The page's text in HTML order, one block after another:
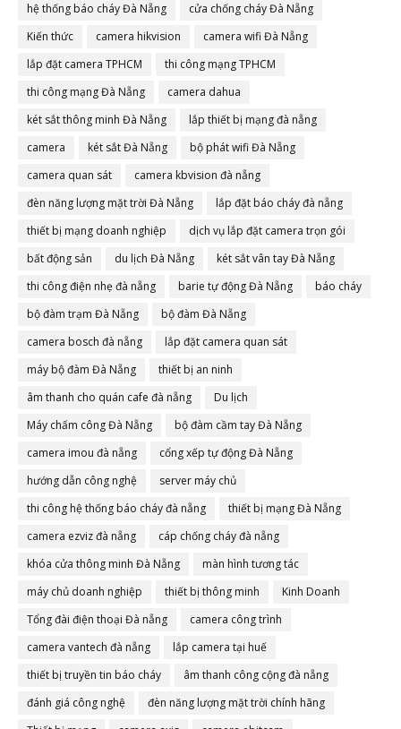
hệ thống báo cháy Đà Nẵng
cửa chống cháy Đà Nẵng
Kiến thức
camera hikvision
camera wifi Đà Nẵng
lắp đặt camera TPHCM
thi công mạng TPHCM
thi công mạng Đà Nẵng
camera dahua
két sắt thông minh Đà Nẵng
lắp thiết bị mạng đà nẵng
camera
két sắt Đà Nẵng
bộ phát wifi Đà Nẵng
camera quan sát
camera kbvision đà nẵng
đèn năng lượng mặt trời Đà Nẵng
lắp đặt báo cháy đà nẵng
thiết bị mạng doanh nghiệp
dịch vụ lắp đặt camera trọn gói
bất động sản
du lịch Đà Nẵng
két sắt vân tay Đà Nẵng
thi công điện nhẹ đà nẵng
barie tự động Đà Nẵng
báo cháy
bộ đàm trạm Đà Nẵng
bộ đàm Đà Nẵng
camera bosch đà nẵng
lắp đặt camera quan sát
máy bộ đàm Đà Nẵng
thiết bị an ninh
âm thanh cho quán cafe đà nẵng
Du lịch
Máy chấm công Đà Nẵng
bộ đàm cầm tay Đà Nẵng
camera imou đà nẵng
cổng xếp tự động Đà Nẵng
hướng dẫn công nghệ
server máy chủ
thi công hệ thống báo cháy đà nẵng
thiết bị mạng Đà Nẵng
camera ezviz đà nẵng
cáp chống cháy đà nẵng
khóa cửa thông minh Đà Nẵng
màn hình tương tác
máy chủ doanh nghiệp
thiết bị thông minh
Kinh Doanh
Tổng đài điện thoại Đà nẵng
camera công trình
camera vantech đà nẵng
lắp camera tại huế
thiết bị truyền tin báo cháy
âm thanh công cộng đà nẵng
đánh giá công nghệ
đèn năng lượng mặt trời chính hãng